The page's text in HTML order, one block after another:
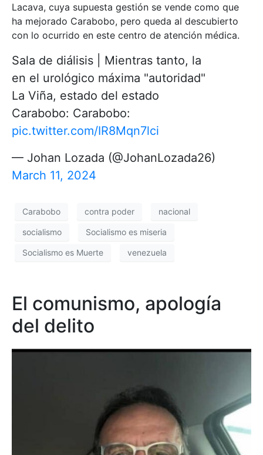
Lacava, cuya supuesta gestión se vende como que
ha mejorado Carabobo, pero queda al descubierto
con lo ocurrido en este centro de atención médica.
Sala de diálisis | Mientras tanto, la
en el urológico máxima "autoridad"
La Viña, estado del estado
Carabobo: Carabobo:
pic.twitter.com/IR8Mqn7lci
— Johan Lozada (@JohanLozada26)
March 11, 2024
Carabobo contra poder nacional
socialismo Socialismo es miseria
Socialismo es Muerte venezuela
El comunismo, apología
del delito